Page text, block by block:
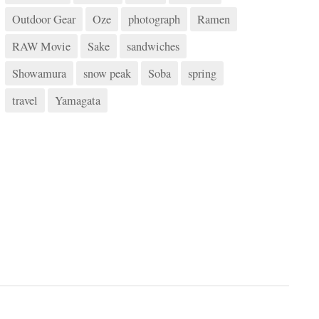
Outdoor Gear
Oze photograph
Ramen
RAW Movie
Sake
sandwiches
Showamura
snow peak Soba
spring
travel
Yamagata